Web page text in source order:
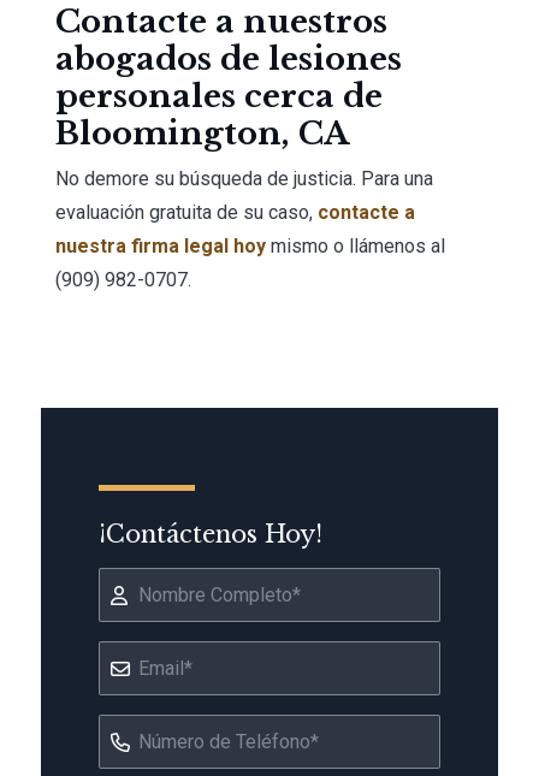
Contacte a nuestros
abogados de lesiones
personales cerca de
Bloomington, CA
No demore su búsqueda de justicia. Para una
evaluación gratuita de su caso, contacte a
nuestra firma legal hoy mismo o llámenos al
(909) 982-0707.
¡Contáctenos Hoy!